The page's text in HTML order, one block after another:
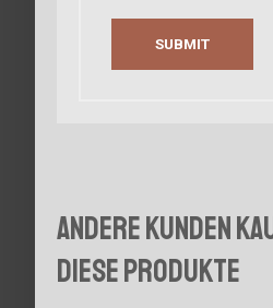
Andere Kunden
diese Produkte